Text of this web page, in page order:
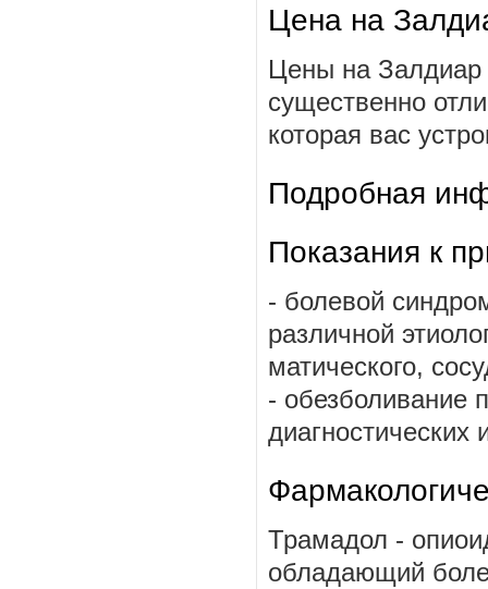
Цена на
Цены на Залдиар
существенно
которая вас
Подробная
Показания к
- болевой
различной
матического,
- обезболивание
диагностических
Трамадол -
обладающий